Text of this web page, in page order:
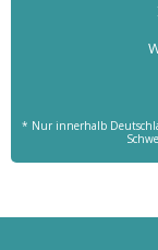
* Nur innerhalb